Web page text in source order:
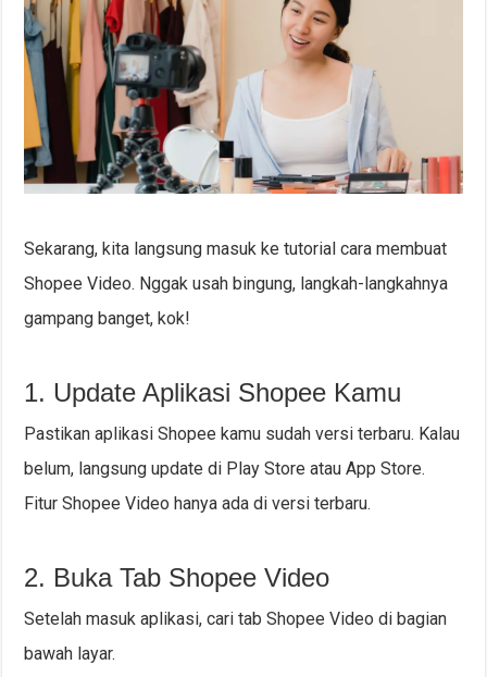
Sekarang, kita langsung masuk ke tutorial cara membuat
Shopee Video. Nggak usah bingung, langkah-langkahnya
gampang banget, kok!
1. Update Aplikasi Shopee Kamu
Pastikan aplikasi Shopee kamu sudah versi terbaru. Kalau
belum, langsung update di Play Store atau App Store.
Fitur Shopee Video hanya ada di versi terbaru.
2. Buka Tab Shopee Video
Setelah masuk aplikasi, cari tab Shopee Video di bagian
bawah layar.